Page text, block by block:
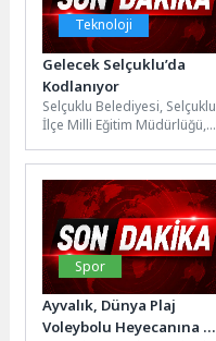
Teknoloji
Gelecek Selçuklu’da
Kodlanıyor
Selçuklu Belediyesi, Selçuklu
İlçe Milli Eğitim Müdürlüğü,
Başkanlığı ve İnnoPark iş...
Spor
Ayvalık, Dünya Plaj
Voleybolu Heyecanına Ev